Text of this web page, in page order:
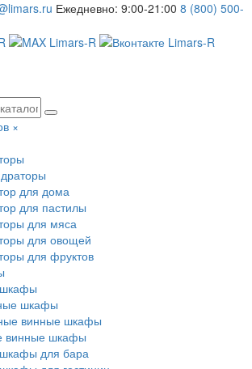
Ежедневно: 9:00-21:00 8 (800) 500-
×
для дома
для пастилы
для мяса
для овощей
для фруктов
шкафы
винные шкафы
винные шкафы
для бара